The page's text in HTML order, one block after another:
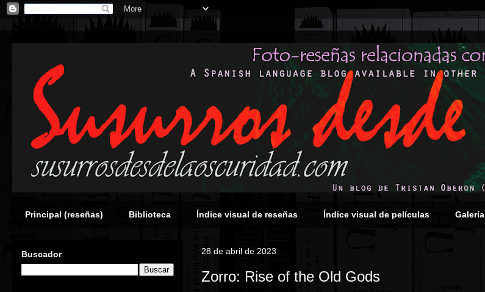
Principal (reseñas) Biblioteca Índice visual de reseñas Índice visual de películas Galería
28 de abril de 2023
Zorro: Rise of the Old Gods
Buscador